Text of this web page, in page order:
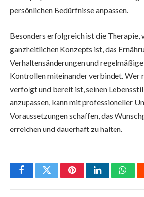
persönlichen Bedürfnisse anpassen.
Besonders erfolgreich ist die Therapie,
ganzheitlichen Konzepts ist, das
Verhaltensänderungen und
Kontrollen miteinander verbindet. Wer
verfolgt und bereit ist, seinen
anzupassen, kann mit professioneller
Voraussetzungen schaffen, das
erreichen und dauerhaft zu halten.
FacebookTwitterPinterestLinkedIn